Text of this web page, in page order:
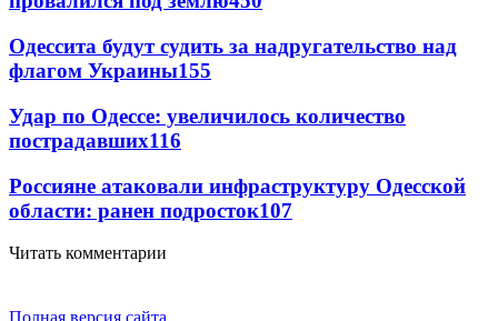
Одессита будут судить за надругательство над
флагом Украины155
Удар по Одессе: увеличилось количество
пострадавших116
Россияне атаковали инфраструктуру Одесской
области: ранен подросток107
Читать комментарии